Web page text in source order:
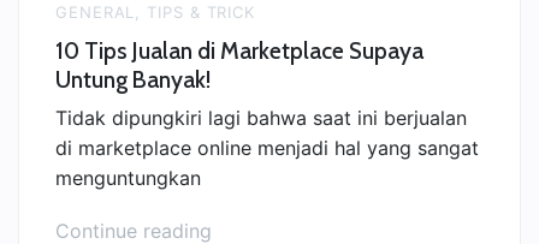
GENERAL TIPS & TRICK
10 Tips Jualan di Marketplace Supaya
Untung Banyak!
Tidak dipungkiri lagi bahwa saat ini berjualan
di marketplace online menjadi hal yang sangat
menguntungkan
Continue reading